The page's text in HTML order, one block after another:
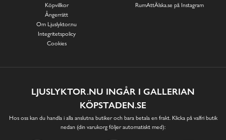
Köpvillkor
Ångerrätt
Om Ljuslyktor.nu
Integritetspolicy
Cookies
RumAttÄlska.se på Instagram
LJUSLYKTOR.NU INGÅR I GALLERIAN
KÖPSTADEN.SE
Hos oss kan du handla i alla anslutna butiker och bara betala en frakt. Klicka på valfri butik
nedan (din varukorg följer automatiskt med):